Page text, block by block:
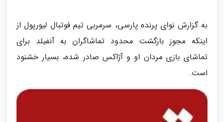
به گزارش نوای پرنده پارسی، سرمربی تیم فوتبال لیورپول از
اینکه مجوز بازگشت محدود تماشاگران به آنفیلد برای
تماشای بازی مردان او و آژاکس صادر شده، بسیار خشنود
است.